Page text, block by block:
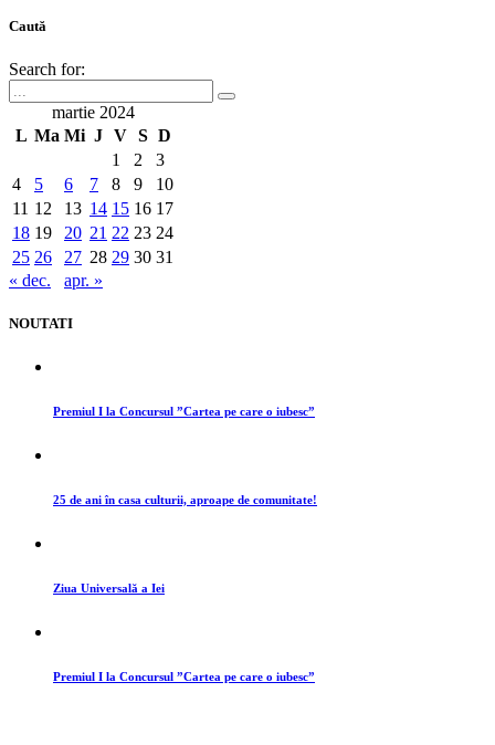
Caută
Search for:
martie 2024
L Ma Mi J V S D
1
2
3
4
5 6 7 8 9
10
11 12 13 14 15 16 17
18 19 20 21 22 23 24
25 26 27 28 29 30 31
« dec.
apr. »
NOUTATI
Premiul I la Concursul ”Cartea pe care o iubesc”
25 de ani în casa culturii, aproape de comunitate!
Ziua Universală a Iei
Premiul I la Concursul ”Cartea pe care o iubesc”